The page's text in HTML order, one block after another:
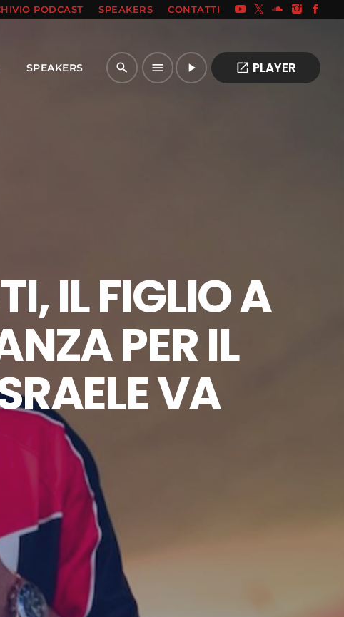
PODCAST SPEAKERS CONTATTI
SPEAKERS search menu play_arrow open_in_new PLAYER
IL FIGLIO A
PER IL
VA